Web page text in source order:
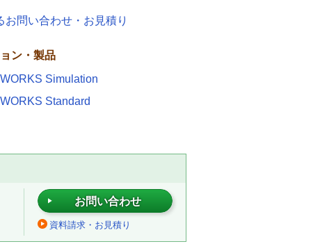
問い合わせ・お見積り
ン・製品
Simulation
Standard
お問い合わせ
資料請求・お見積り